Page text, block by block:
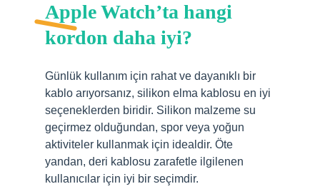
Apple Watch’ta hangi
kordon daha iyi?
Günlük kullanım için rahat ve dayanıklı bir
kablo arıyorsanız, silikon elma kablosu en iyi
seçeneklerden biridir. Silikon malzeme su
geçirmez olduğundan, spor veya yoğun
aktiviteler kullanmak için idealdir. Öte
yandan, deri kablosu zarafetle ilgilenen
kullanıcılar için iyi bir seçimdir.